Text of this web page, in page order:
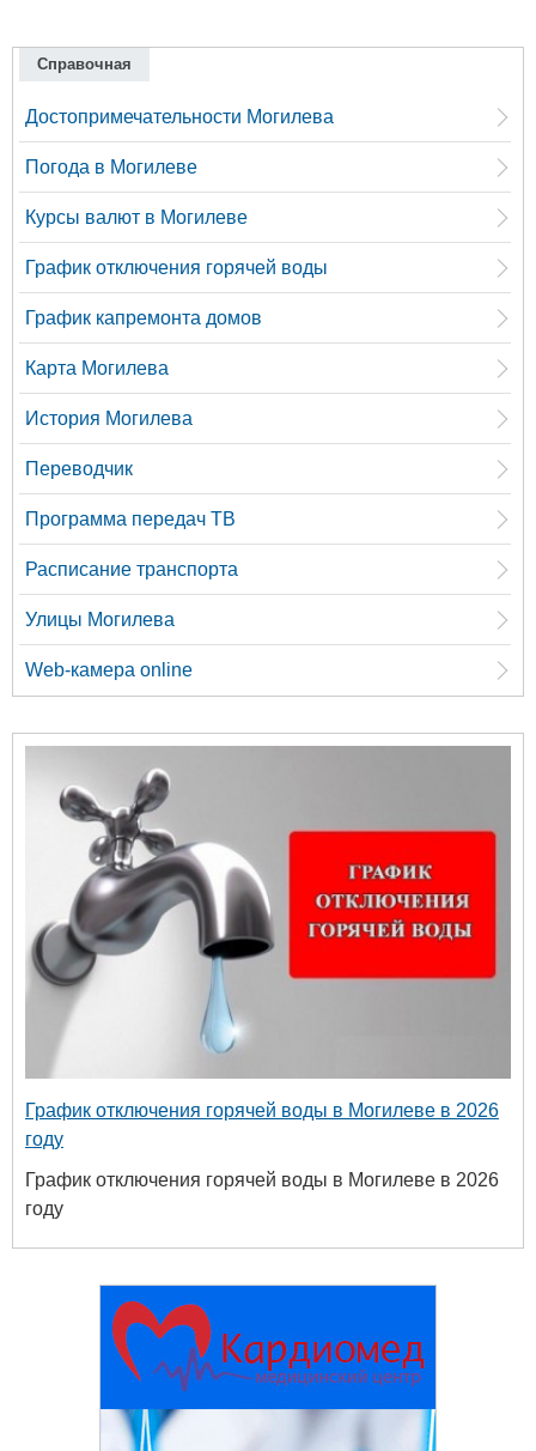
Справочная
Достопримечательности Могилева
Погода в Могилеве
Курсы валют в Могилеве
График отключения горячей воды
График капремонта домов
Карта Могилева
История Могилева
Переводчик
Программа передач ТВ
Расписание транспорта
Улицы Могилева
Web-камера online
График отключения горячей воды в Могилеве в 2026
году
График отключения горячей воды в Могилеве в 2026
году